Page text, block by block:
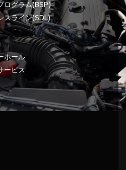
ログラム(BSP)
スライン(SDL)
ホール
ービス